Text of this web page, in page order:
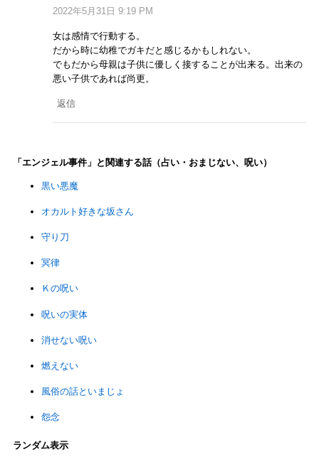
2022年5月31日 9:19 PM
女は感情で行動する。
だから時に幼稚でガキだと感じるかもしれない。
でもだから母親は子供に優しく接することが出来る。出来の
悪い子供であれば尚更。
返信
「エンジェル事件」と関連する話（占い・おまじない、呪い）
黒い悪魔
オカルト好きな坂さん
守り刀
冥律
Ｋの呪い
呪いの実体
消せない呪い
燃えない
風俗の話といまじょ
怨念
ランダム表示